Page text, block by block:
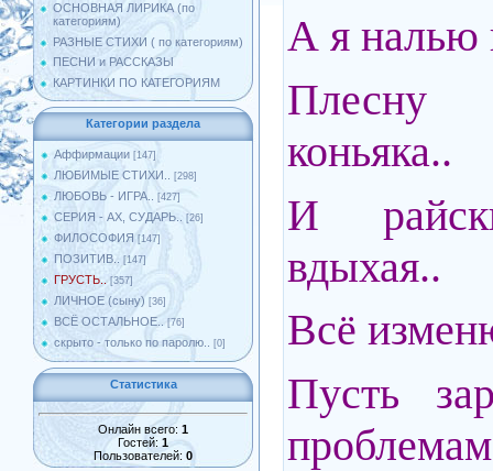
ОСНОВНАЯ ЛИРИКА (по
категориям)
РАЗНЫЕ СТИХИ ( по категориям)
ПЕСНИ и РАССКАЗЫ
КАРТИНКИ ПО КАТЕГОРИЯМ
Категории раздела
Аффирмации [147]
ЛЮБИМЫЕ СТИХИ.. [298]
ЛЮБОВЬ - ИГРА.. [427]
СЕРИЯ - АХ, СУДАРЬ.. [26]
ФИЛОСОФИЯ [147]
ПОЗИТИВ.. [147]
ГРУСТЬ.. [357]
ЛИЧНОЕ (сыну) [36]
ВСЁ ОСТАЛЬНОЕ.. [76]
скрыто - только по паролю.. [0]
Статистика
Онлайн всего: 1
Гостей: 1
Пользователей: 0
А я налью
коньяка..
И
вдыхая..
Всё
Пусть